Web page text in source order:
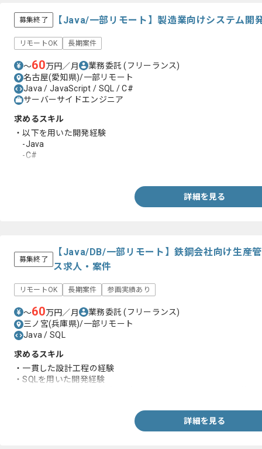
募集終了 【Java/一部リモート】製造業向けシステム開
リモートOK 長期案件
〜60万円／月 業務委託(フリーランス)
名古屋(愛知県)/一部リモート
Java / JavaScript / SQL / C#
サーバーサイドエンジニア
求めるスキル
・以下を用いた開発経験
-Java
-C#
詳細を見る
募集終了
【Java/DB/一部リモート】鉄鋼会社向け生産
ス求人・案件
リモートOK 長期案件 参画実績あり
〜60万円／月 業務委託(フリーランス)
三ノ宮(兵庫県)/一部リモート
Java / SQL
求めるスキル
・一貫した設計工程の経験
・SQLを用いた開発経験
詳細を見る